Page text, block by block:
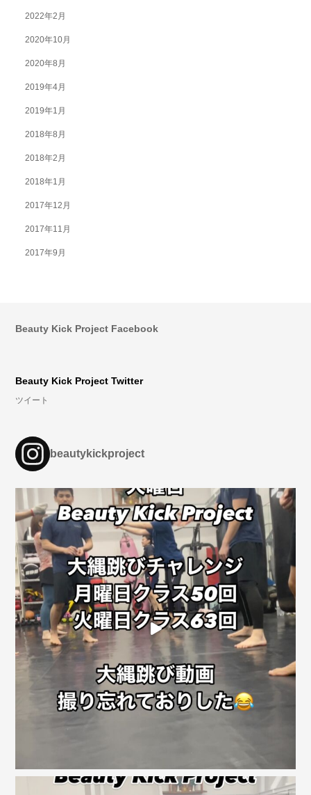
2022年2月
2020年10月
2020年8月
2019年4月
2019年1月
2018年8月
2018年2月
2018年1月
2017年12月
2017年11月
2017年9月
Beauty Kick Project Facebook
Beauty Kick Project Twitter
ツイート
beautykickproject